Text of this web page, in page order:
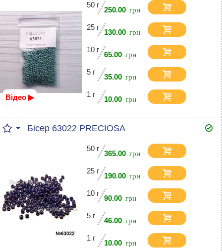
Відео ▶
50 г
250.00
25 г
130.00
10 г
65.00
5 г
35.00
1 г
10.00
Бісер 63022 PRECIOSA
50 г
365.00
25 г
190.00
10 г
90.00
5 г
46.00
1 г
10.00